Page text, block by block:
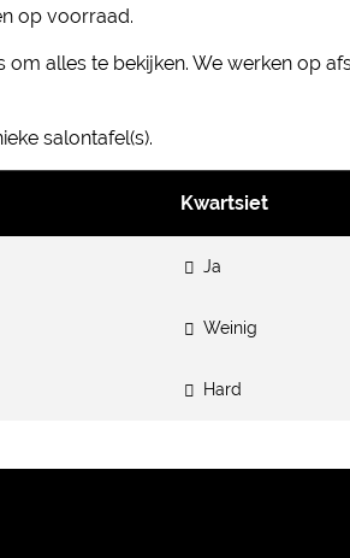
op voorraad.
om alles te bekijken. We werken op
salontafel(s).
Kwartsiet
Ja
Weinig
Hard